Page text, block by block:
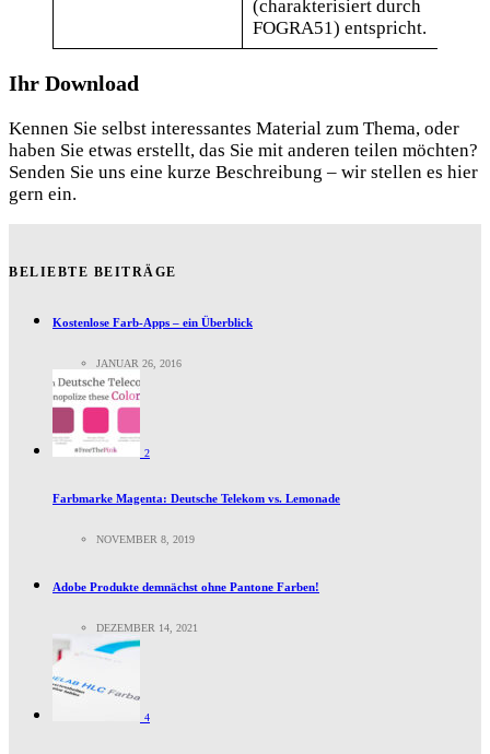
(charakterisiert durch
FOGRA51) entspricht.
Ihr Download
Kennen Sie selbst interessantes Material zum Thema, oder
haben Sie etwas erstellt, das Sie mit anderen teilen möchten?
Senden Sie uns eine kurze Beschreibung – wir stellen es hier
gern ein.
BELIEBTE BEITRÄGE
Kostenlose Farb-Apps – ein Überblick
JANUAR 26, 2016
2
Farbmarke Magenta: Deutsche Telekom vs. Lemonade
NOVEMBER 8, 2019
Adobe Produkte demnächst ohne Pantone Farben!
DEZEMBER 14, 2021
4